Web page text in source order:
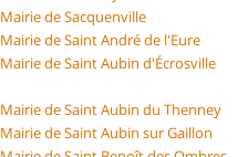
Mairie de Sacquenville
Mairie de Saint André de l'Eure
Mairie de Saint Aubin d'Écrosville
Mairie de Saint Aubin du Thenney
Mairie de Saint Aubin sur Gaillon